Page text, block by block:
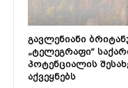
გავლენიანი
„ტელეგრაფი“
პოტენციალის
აქვეყნებს